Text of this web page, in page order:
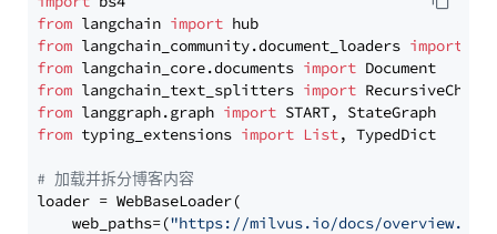
from langchain import
from langchain_community.document_loaders import
from langchain_core.documents import
from langchain_text_splitters import
from langgraph.graph import
from typing_extensions import List, TypedDict
# 加载并拆分博客内容
loader = WebBaseLoader(
    web_paths=(
"https://milvus.io/docs/overview.md"